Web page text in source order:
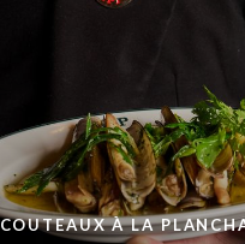
COUTEAUX À LA